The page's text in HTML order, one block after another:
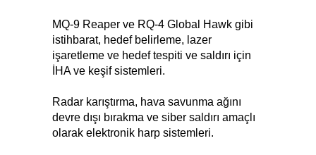
MQ‑9 Reaper ve RQ‑4 Global Hawk gibi
istihbarat, hedef belirleme, lazer
işaretleme ve hedef tespiti ve saldırı için
İHA ve keşif sistemleri.
Radar karıştırma, hava savunma ağını
devre dışı bırakma ve siber saldırı amaçlı
olarak elektronik harp sistemleri.